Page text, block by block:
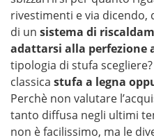
rivestimenti e via
di un sistema di
adattarsi alla perfezione
tipologia di stufa
classica stufa a legna
Perchè non valutare
tanto diffusa negli ultimi
non è facilissimo, ma le